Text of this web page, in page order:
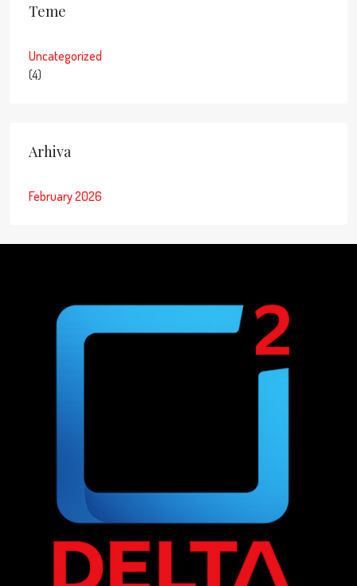
Teme
Uncategorized
(4)
Arhiva
February 2026